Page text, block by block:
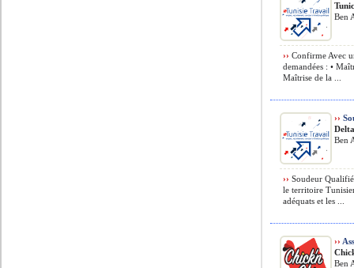
Ben
›› Confirme Avec
demandées : •
Maîtrise de la ...
››
Ben
›› Soudeur
le territoire
adéquats et les ...
››
Ben